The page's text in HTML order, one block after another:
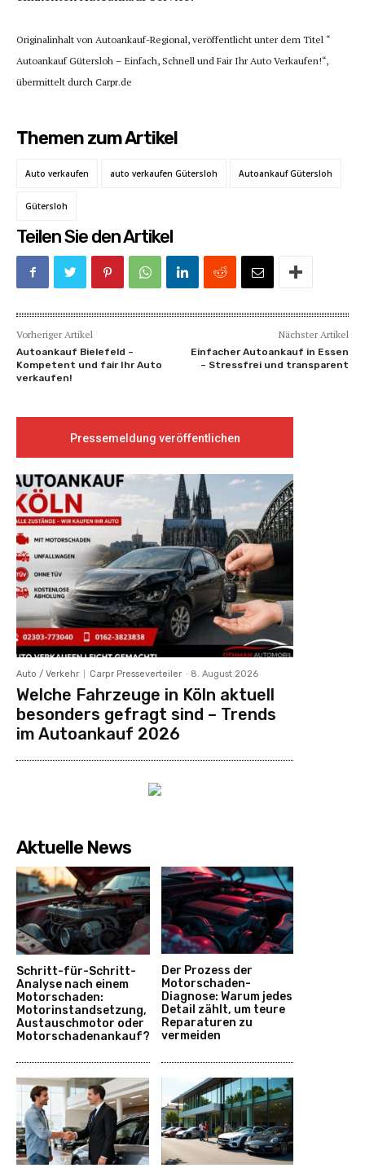
Originalinhalt von Autoankauf-Regional, veröffentlicht unter dem Titel “
Autoankauf Gütersloh – Einfach, Schnell und Fair Ihr Auto Verkaufen!“,
übermittelt durch Carpr.de
Themen zum Artikel
Auto verkaufen auto verkaufen Gütersloh Autoankauf Gütersloh
Gütersloh
Teilen Sie den Artikel
Vorheriger Artikel
Autoankauf Bielefeld –
Kompetent und fair Ihr Auto
verkaufen!
Nächster Artikel
Einfacher Autoankauf in Essen
– Stressfrei und transparent
Pressemeldung veröffentlichen
Auto / Verkehr Carpr Presseverteiler - 8. August 2026
Welche Fahrzeuge in Köln aktuell
besonders gefragt sind – Trends
im Autoankauf 2026
Aktuelle News
Schritt-für-Schritt-
Analyse nach einem
Motorschaden:
Motorinstandsetzung,
Austauschmotor oder
Motorschadenankauf?
Der Prozess der
Motorschaden-
Diagnose: Warum jedes
Detail zählt, um teure
Reparaturen zu
vermeiden